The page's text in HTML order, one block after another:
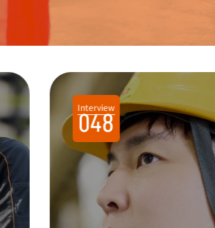
Interview
048